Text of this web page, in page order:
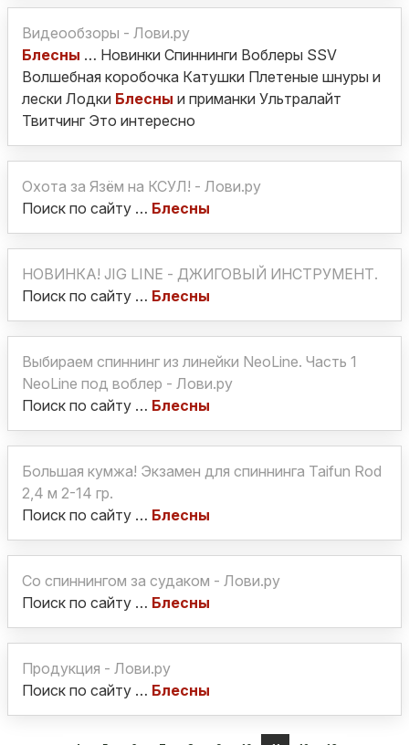
Видеообзоры - Лови.ру
Блесны … Новинки Спиннинги Воблеры SSV
Волшебная коробочка Катушки Плетеные шнуры и
лески Лодки Блесны и приманки Ультралайт
Твитчинг Это интересно
Охота за Язём на КСУЛ! - Лови.ру
Поиск по сайту … Блесны
НОВИНКА! JIG LINE - ДЖИГОВЫЙ ИНСТРУМЕНТ.
Поиск по сайту … Блесны
Выбираем спиннинг из линейки NeoLine. Часть 1
NeoLine под воблер - Лови.ру
Поиск по сайту … Блесны
Большая кумжа! Экзамен для спиннинга Taifun Rod
2,4 м 2-14 гр.
Поиск по сайту … Блесны
Со спиннингом за судаком - Лови.ру
Поиск по сайту … Блесны
Продукция - Лови.ру
Поиск по сайту … Блесны